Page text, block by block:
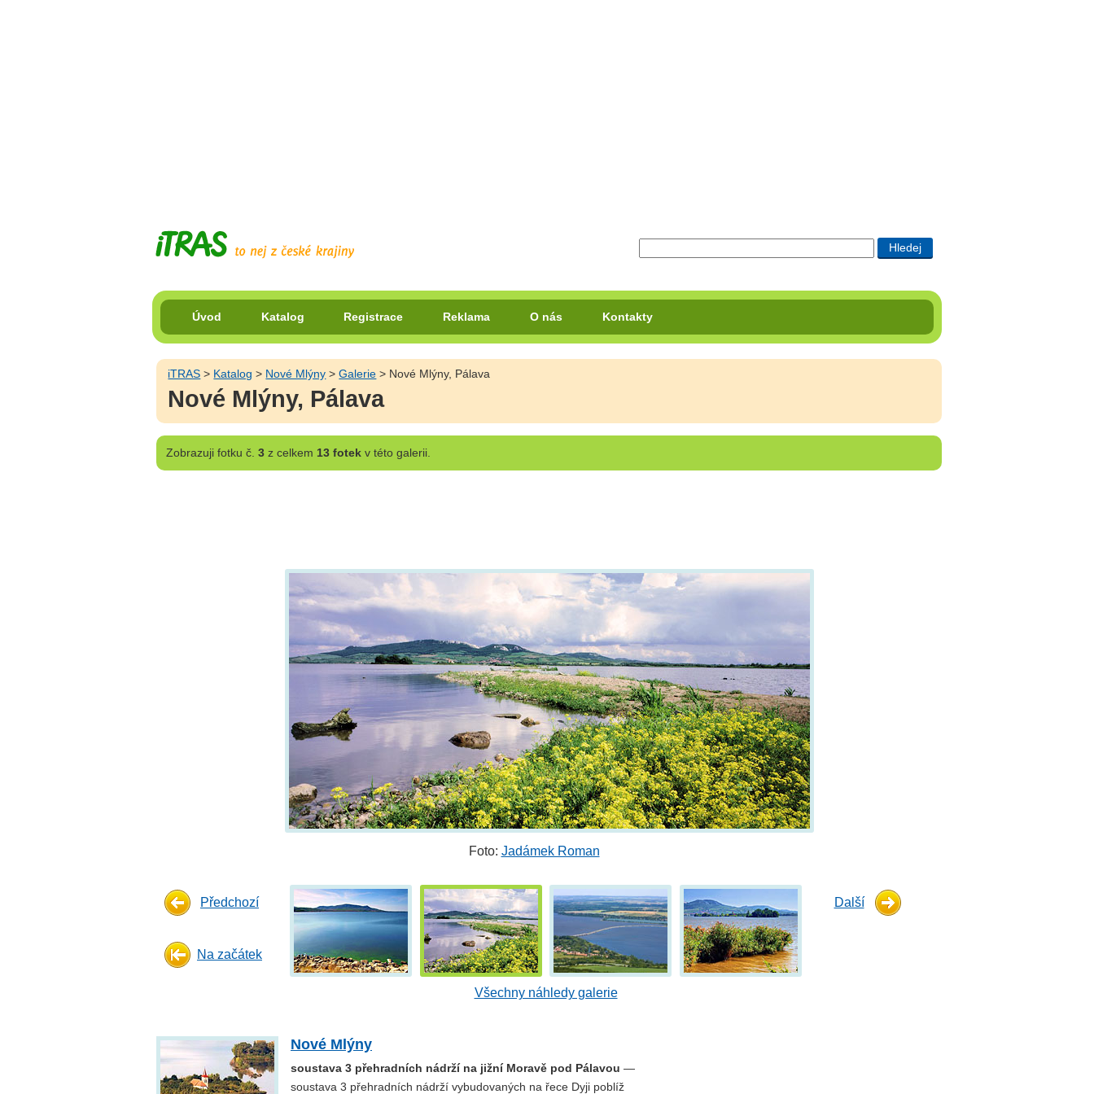
Úvod Katalog Registrace Reklama O nás Kontakty
iTRAS > Katalog > Nové Mlýny >Galerie > Nové Mlýny, Pálava
Nové Mlýny, Pálava
Zobrazujifotku č. 3z celkem 13 fotekv této galerii.
Foto: Jadámek Roman
Předchozí
Na začátek
Všechny náhledy galerie
Další
Nové Mlýny
soustava 3 přehradních nádrží na jižní Moravě pod Pálavou —
soustava 3 přehradních nádrží vybudovaných na řece Dyji poblíž